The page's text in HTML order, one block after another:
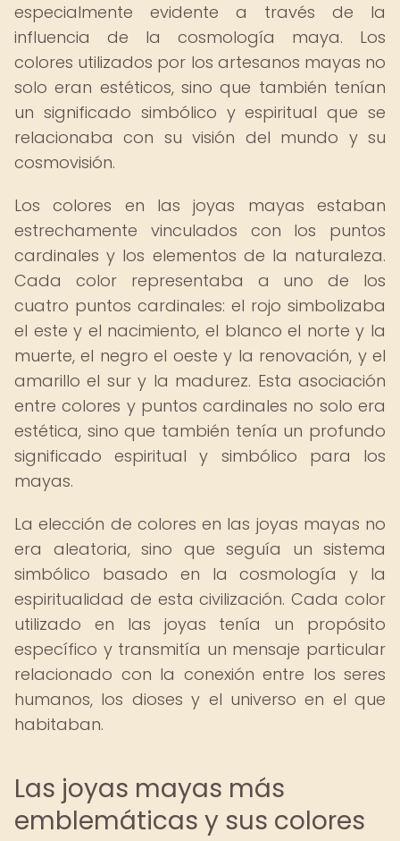
especialmente evidente a través de la
influencia de la cosmología maya. Los
colores utilizados por los artesanos mayas no
solo eran estéticos, sino que también tenían
un significado simbólico y espiritual que se
relacionaba con su visión del mundo y su
cosmovisión.
Los colores en las joyas mayas estaban
estrechamente vinculados con los puntos
cardinales y los elementos de la naturaleza.
Cada color representaba a uno de los
cuatro puntos cardinales: el rojo simbolizaba
el este y el nacimiento, el blanco el norte y la
muerte, el negro el oeste y la renovación, y el
amarillo el sur y la madurez. Esta asociación
entre colores y puntos cardinales no solo era
estética, sino que también tenía un profundo
significado espiritual y simbólico para los
mayas.
La elección de colores en las joyas mayas no
era aleatoria, sino que seguía un sistema
simbólico basado en la cosmología y la
espiritualidad de esta civilización. Cada color
utilizado en las joyas tenía un propósito
específico y transmitía un mensaje particular
relacionado con la conexión entre los seres
humanos, los dioses y el universo en el que
habitaban.
Las joyas mayas más
emblemáticas y sus colores